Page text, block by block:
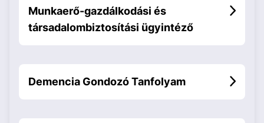
Munkaerő-gazdálkodási és
társadalombiztosítási ügyintéző
Demencia Gondozó Tanfolyam